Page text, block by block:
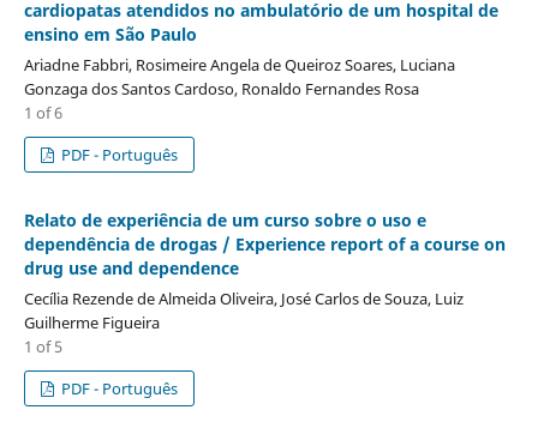
cardiopatas atendidos no ambulatório de um hospital de
ensino em São Paulo
Ariadne Fabbri, Rosimeire Angela de Queiroz Soares, Luciana
Gonzaga dos Santos Cardoso, Ronaldo Fernandes Rosa
1 of 6
PDF - Português
Relato de experiência de um curso sobre o uso e
dependência de drogas / Experience report of a course on
drug use and dependence
Cecília Rezende de Almeida Oliveira, José Carlos de Souza, Luiz
Guilherme Figueira
1 of 5
PDF - Português